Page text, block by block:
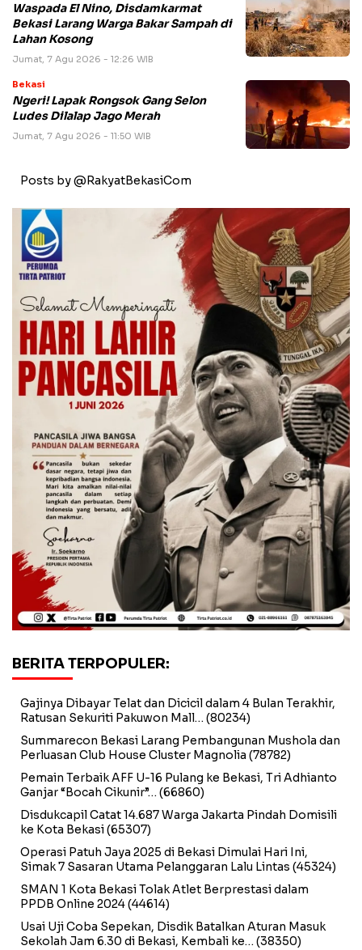
Waspada El Nino, Disdamkarmat
Bekasi Larang Warga Bakar Sampah di
Lahan Kosong
Jumat, 7 Agu 2026 - 12:26 WIB
Bekasi
Ngeri! Lapak Rongsok Gang Selon
Ludes Dilalap Jago Merah
Jumat, 7 Agu 2026 - 11:50 WIB
Posts by @RakyatBekasiCom
BERITA TERPOPULER:
Gajinya Dibayar Telat dan Dicicil dalam 4 Bulan Terakhir,
Ratusan Sekuriti Pakuwon Mall… (80234)
Summarecon Bekasi Larang Pembangunan Mushola dan
Perluasan Club House Cluster Magnolia (78782)
Pemain Terbaik AFF U-16 Pulang ke Bekasi, Tri Adhianto
Ganjar “Bocah Cikunir”… (66860)
Disdukcapil Catat 14.687 Warga Jakarta Pindah Domisili
ke Kota Bekasi(65307)
Operasi Patuh Jaya 2025 di Bekasi Dimulai Hari Ini,
Simak 7 Sasaran Utama Pelanggaran Lalu Lintas (45324)
SMAN 1 Kota Bekasi Tolak Atlet Berprestasi dalam
PPDB Online 2024(44614)
Usai Uji Coba Sepekan, Disdik Batalkan Aturan Masuk
Sekolah Jam 6.30 di Bekasi, Kembali ke… (38350)